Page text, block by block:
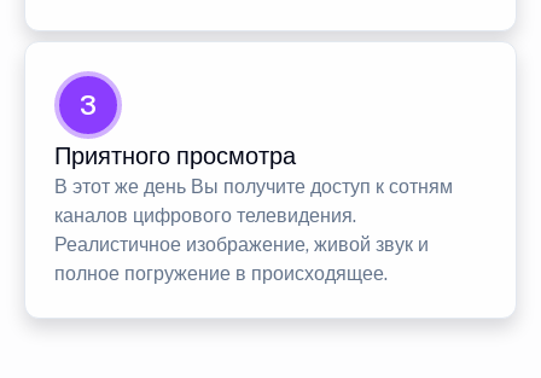
3
Приятного просмотра
В этот же день Вы получите доступ к сотням
каналов цифрового телевидения.
Реалистичное изображение, живой звук и
полное погружение в происходящее.